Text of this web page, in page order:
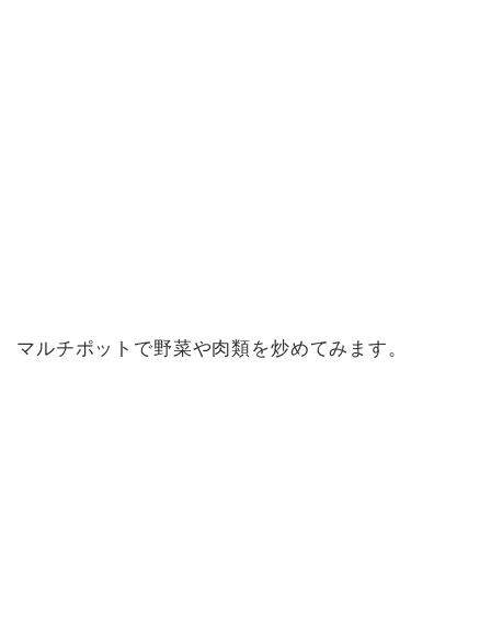
マルチポットで野菜や肉類を炒めてみます。